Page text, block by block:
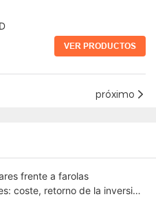
VER PRODUCTOS
próximo
frente a farolas
coste, retorno de la inversión